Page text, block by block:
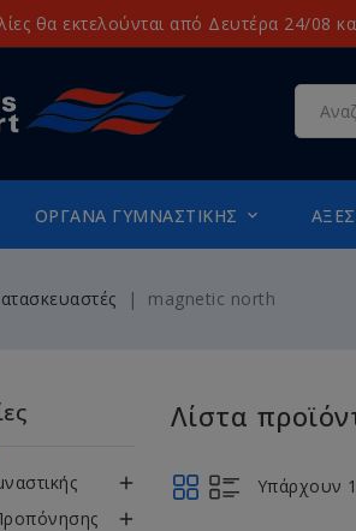
θα εκτελούνται από Δευτέρα 24/08
ΌΡΓΑΝΑ ΓΥΜΝΑΣΤΙΚΉΣ 
magnetic north


Λίστα
Υπάρχουν